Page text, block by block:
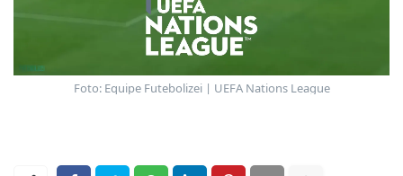
Foto: Equipe Futebolizei | UEFA Nations League